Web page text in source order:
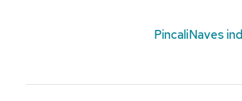
PincaliNaves